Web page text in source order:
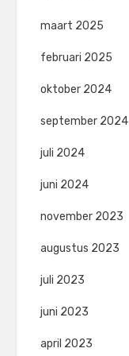
maart 2025
februari 2025
oktober 2024
september 2024
juli 2024
juni 2024
november 2023
augustus 2023
juli 2023
juni 2023
april 2023